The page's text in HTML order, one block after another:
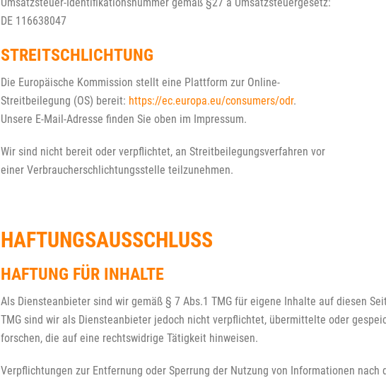
DE 116638047
STREITSCHLICHTUNG
Die Europäische Kommission stellt eine Plattform zur Online-
Streitbeilegung (OS) bereit: https://ec.europa.eu/consumers/odr.
Unsere E-Mail-Adresse finden Sie oben im Impressum.
Wir sind nicht bereit oder verpflichtet, an Streitbeilegungsverfahren vor
einer Verbraucherschlichtungsstelle teilzunehmen.
HAFTUNGSAUSSCHLUSS
HAFTUNG FÜR INHALTE
Als Diensteanbieter sind wir gemäß § 7 Abs.1 TMG für eigene Inhalte auf diesen
TMG sind wir als Diensteanbieter jedoch nicht verpflichtet, übermittelte oder
forschen, die auf eine rechtswidrige Tätigkeit hinweisen.
Verpflichtungen zur Entfernung oder Sperrung der Nutzung von Informationen